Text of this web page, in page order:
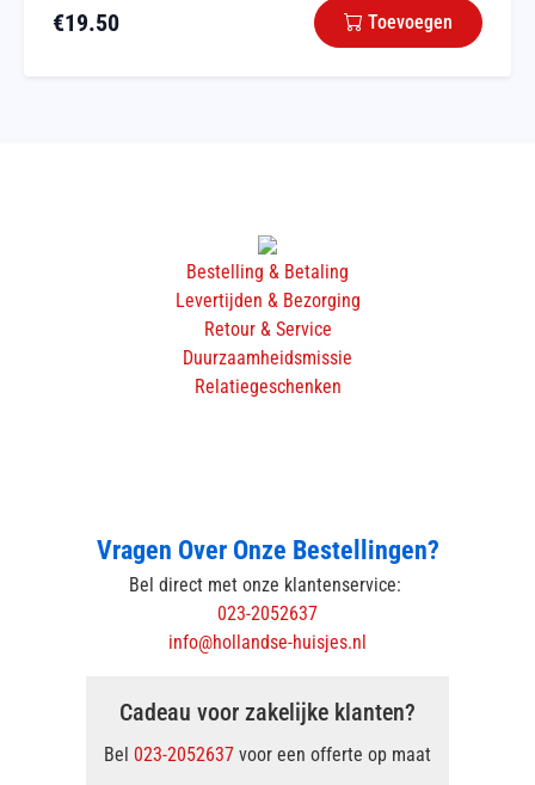
€19.50 Toevoegen
Bestelling & Betaling
Levertijden & Bezorging
Retour & Service
Duurzaamheidsmissie
Relatiegeschenken
Vragen Over Onze Bestellingen?
Bel direct met onze klantenservice:
023-2052637
info@hollandse-huisjes.nl
Cadeau voor zakelijke klanten?
Bel 023-2052637 voor een offerte op maat